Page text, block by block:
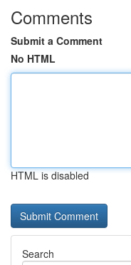
Comments
Submit a Comment
No HTML
HTML is disabled
Search